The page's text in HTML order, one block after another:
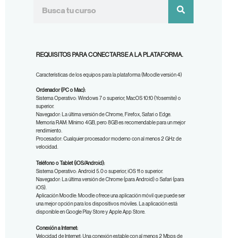
REQUISITOS PARA CONECTARSE A LA PLATAFORMA.
Características de los equipos para la plataforma (Moodle versión 4)
Ordenador (PC o Mac):
Sistema Operativo: Windows 7 o superior, MacOS 10.10 (Yosemite) o
superior.
Navegador: La última versión de Chrome, Firefox, Safari o Edge.
Memoria RAM: Mínimo 4GB, pero 8GB es recomendable para un mejor
rendimiento.
Procesador: Cualquier procesador moderno con al menos 2 GHz de
velocidad.
Teléfono o Tablet (iOS/Android):
Sistema Operativo: Android 5.0 o superior, iOS 11 o superior.
Navegador: La última versión de Chrome (para Android) o Safari (para
iOS).
Aplicación Moodle: Moodle ofrece una aplicación móvil que puede ser
una mejor opción para los dispositivos móviles. La aplicación está
disponible en Google Play Store y Apple App Store.
Conexión a Internet:
Velocidad de Internet: Una conexión estable con al menos 2 Mbps de